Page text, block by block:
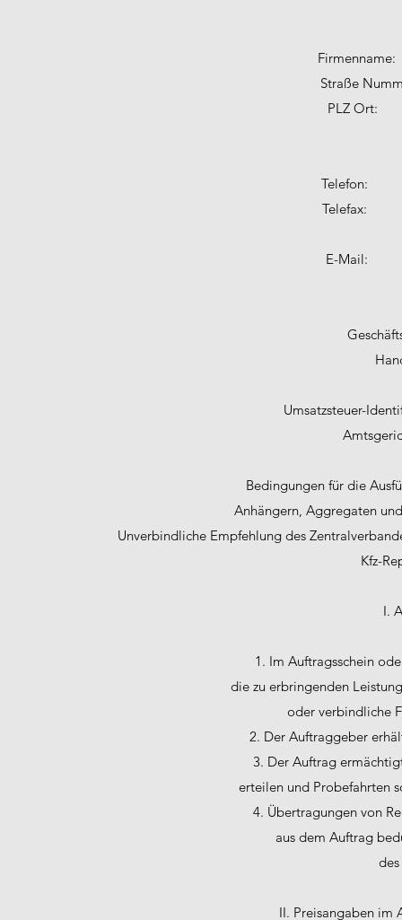
Straße
PLZ
Telefon:
Telefax:
E-
Umsatzsteuer-
Bedingungen für die
Anhängern, Aggregaten
Unverbindliche Empfehlung des
Kfz-
I.
1. Im Auftragsschein
die zu erbringenden
oder verbindliche
2. Der Auftraggeber
3. Der Auftrag
erteilen und Probefahrten
4. Übertragungen von
aus dem Auftrag
II. Preisangaben im